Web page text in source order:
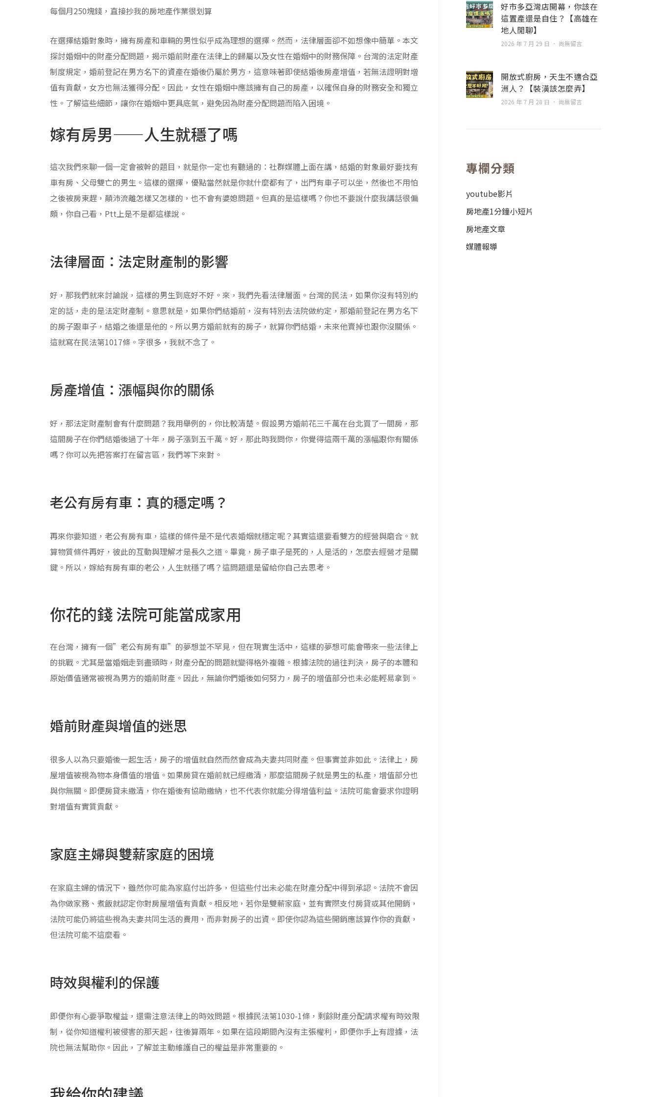
每個月250塊錢，直接抄我的房地產作業很划算
在選擇結婚對象時，擁有房產和車輛的男性似乎成為理想的選擇。然而，法律層面卻不如想像中簡單。本文
探討婚姻中的財產分配問題，揭示婚前財產在法律上的歸屬以及女性在婚姻中的財務保障。台灣的法定財產
制度規定，婚前登記在男方名下的資產在婚後仍屬於男方，這意味著即使結婚後房產增值，若無法證明對增
值有貢獻，女方也無法獲得分配。因此，女性在婚姻中應該擁有自己的房產，以確保自身的財務安全和獨立
性。了解這些細節，讓你在婚姻中更具底氣，避免因為財產分配問題而陷入困境。
嫁有房男——人生就穩了嗎
這次我們來聊一個一定會被幹的題目，就是你一定也有聽過的：社群媒體上面在講，結婚的對象最好要找有
車有房、父母雙亡的男生。這樣的選擇，優點當然就是你就什麼都有了，出門有車子可以坐，然後也不用怕
之後被房東趕，顛沛流離怎樣又怎樣的，也不會有婆媳問題。但真的是這樣嗎？你也不要說什麼我講話很偏
頗，你自己看，Ptt上是不是都這樣說。
法律層面：法定財產制的影響
好，那我們就來討論說，這樣的男生到底好不好。來，我們先看法律層面。台灣的民法，如果你沒有特別約
定的話，走的是法定財產制。意思就是，如果你們結婚前，沒有特別去法院做約定，那婚前登記在男方名下
的房子跟車子，結婚之後還是他的。所以男方婚前就有的房子，就算你們結婚，未來他賣掉也跟你沒關係。
這就寫在民法第1017條。字很多，我就不念了。
房產增值：漲幅與你的關係
好，那法定財產制會有什麼問題？我用舉例的，你比較清楚。假設男方婚前花三千萬在台北買了一間房，那
這間房子在你們結婚後過了十年，房子漲到五千萬。好，那此時我問你，你覺得這兩千萬的漲幅跟你有關係
嗎？你可以先把答案打在留言區，我們等下來對。
老公有房有車：真的穩定嗎？
再來你要知道，老公有房有車，這樣的條件是不是代表婚姻就穩定呢？其實這還要看雙方的經營與磨合。就
算物質條件再好，彼此的互動與理解才是長久之道。畢竟，房子車子是死的，人是活的，怎麼去經營才是關
鍵。所以，嫁給有房有車的老公，人生就穩了嗎？這問題還是留給你自己去思考。
你花的錢 法院可能當成家用
在台灣，擁有一個”老公有房有車”的夢想並不罕見，但在現實生活中，這樣的夢想可能會帶來一些法律上
的挑戰。尤其是當婚姻走到盡頭時，財產分配的問題就變得格外複雜。根據法院的過往判決，房子的本體和
原始價值通常被視為男方的婚前財產。因此，無論你們婚後如何努力，房子的增值部分也未必能輕易拿到。
婚前財產與增值的迷思
很多人以為只要婚後一起生活，房子的增值就自然而然會成為夫妻共同財產。但事實並非如此。法律上，房
屋增值被視為物本身價值的增值。如果房貸在婚前就已經繳清，那麼這間房子就是男生的私產，增值部分也
與你無關。即便房貸未繳清，你在婚後有協助繳納，也不代表你就能分得增值利益。法院可能會要求你證明
對增值有實質貢獻。
家庭主婦與雙薪家庭的困境
在家庭主婦的情況下，雖然你可能為家庭付出許多，但這些付出未必能在財產分配中得到承認。法院不會因
為你做家務、煮飯就認定你對房屋增值有貢獻。相反地，若你是雙薪家庭，並有實際支付房貸或其他開銷，
法院可能仍將這些視為夫妻共同生活的費用，而非對房子的出資。即使你認為這些開銷應該算作你的貢獻，
但法院可能不這麼看。
時效與權利的保護
即便你有心要爭取權益，還需注意法律上的時效問題。根據民法第1030-1條，剩餘財產分配請求權有時效限
制，從你知道權利被侵害的那天起，往後算兩年。如果在這段期間內沒有主張權利，即便你手上有證據，法
院也無法幫助你。因此，了解並主動維護自己的權益是非常重要的。
好市多亞灣店開幕，你該在
這置產還是自住？【高雄在
地人閒聊】
2026 年 7 月 29 日 尚無留言
開放式廚房，天生不適合亞
洲人？【裝潢該怎麼弄】
2026 年 7 月 28 日 尚無留言
專欄分類
youtube影片
房地產1分鐘小短片
房地產文章
媒體報導